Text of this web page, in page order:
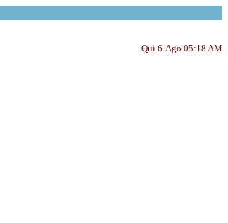
Qui 6-Ago 05:18 AM